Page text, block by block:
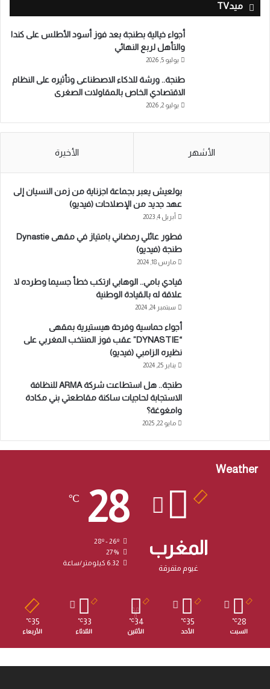
ميدTV
أجواء خيالية بطنجة بعد فوز أسود الأطلس على كندا
والتأهل لربع النهائي
يوليو 5, 2026
طنجة.. ورشة للذكاء الاصطناعى وتأثيره على النظام
الاقتصادي الخاص بالمقاولات الصغرى
يوليو 2, 2026
الأشهر الأخيرة
بولعيش يعبر بجماعة اجزناية من زمن النسيان إلى
عهد جديد من الإصلاحات (فيديو)
أبريل 4, 2023
فطور عائلي رمضاني بامتياز في مقهى Dynastie
طنجة (فيديو)
مارس 18, 2024
قيادي بامي.. الوهابي ارتكب خطأ جسيما وطرده لا
علاقة له بالقيادة الوطنية
سبتمبر 24, 2024
أجواء حماسية وفرحة هيستيرية بمقهى
“DYNASTIE” عقب فوز المنتخب المغربي على
نظيره الزامبي (فيديو)
يناير 25, 2024
طنجة.. هل استطاعت شركة ARMA للنظافة
الاستجابة لحاجيات ساكنة مقاطعتي بني مكادة
وامغوغة؟
مايو 22, 2025
Weather
المغرب
غيوم متفرقة
28
℃
28º - 26º
27%
6.32 كيلومتر/ساعة
28
℃
السبت
35
℃
الأحد
34
℃
الأثنين
33
℃
الثلاثاء
35
℃
الأربعاء